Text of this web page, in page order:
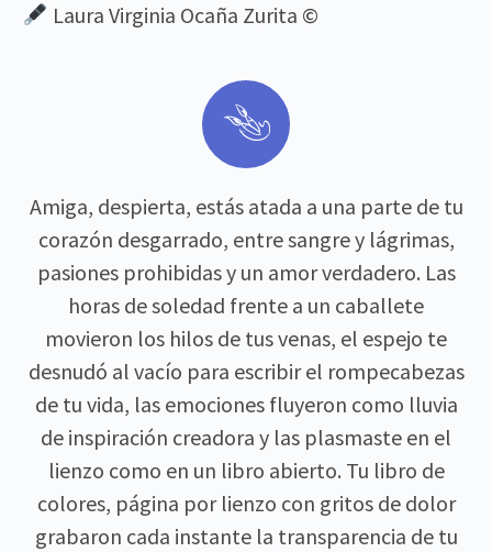
Laura Virginia Ocaña Zurita ©


Amiga, despierta, estás atada a una parte de tu
corazón desgarrado, entre sangre y lágrimas,
pasiones prohibidas y un amor verdadero. Las
horas de soledad frente a un caballete
movieron los hilos de tus venas, el espejo te
desnudó al vacío para escribir el rompecabezas
de tu vida, las emociones fluyeron como lluvia
de inspiración creadora y las plasmaste en el
lienzo como en un libro abierto. Tu libro de
colores, página por lienzo con gritos de dolor
grabaron cada instante la transparencia de tu